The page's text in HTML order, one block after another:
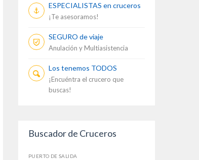
ESPECIALISTAS en cruceros
¡Te asesoramos!
SEGURO de viaje
Anulación y Multiasistencia
Los tenemos TODOS
¡Encuéntra el crucero que
buscas!
Buscador de Cruceros
PUERTO DE SALIDA